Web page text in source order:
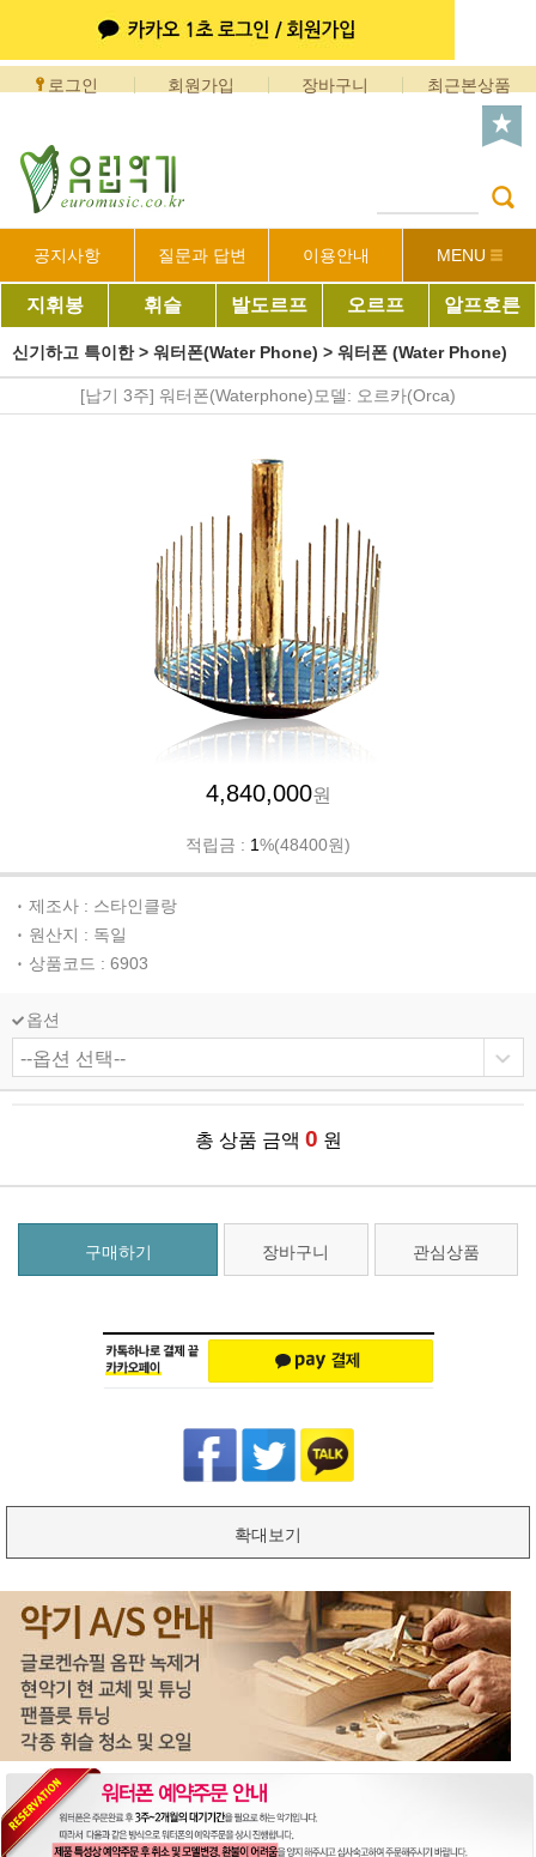
로그인 회원가입 장바구니 최근본상품
공지사항 질문과 답변 이용안내 MENU
지휘봉 휘슬 발도르프 오르프 알프호른
신기하고 특이한> 워터폰(Water Phone) > 워터폰 (Water Phone)
[납기 3주] 워터폰(Waterphone)모델: 오르카(Orca)
4,840,000원
적립금 : 1%(48400원)
제조사 : 스타인클랑
원산지 : 독일
상품코드 : 6903
옵션
총 상품 금액 0 원
구매하기 장바구니 관심상품
확대보기